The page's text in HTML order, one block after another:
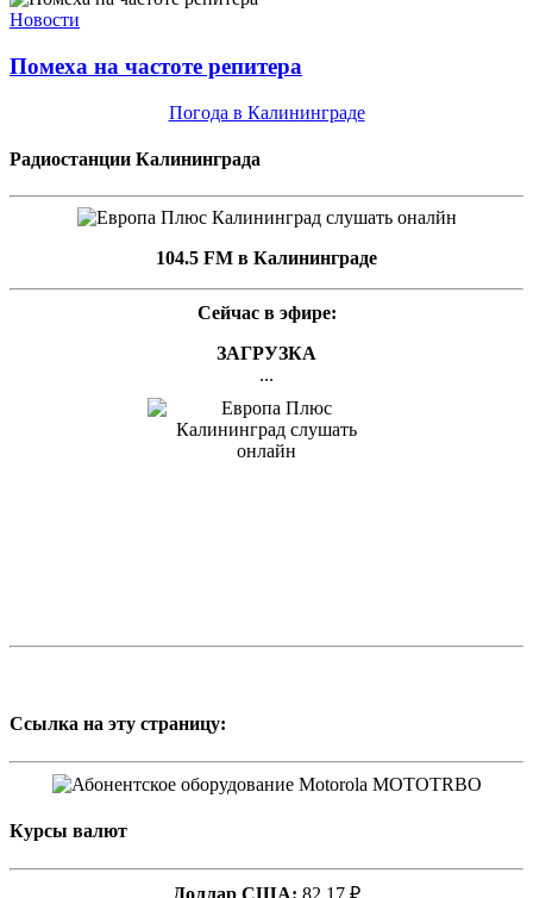
Новости
Помеха на частоте репитера
Погода в Калининграде
Радиостанции Калининграда
104.5 FM в Калининграде
Сейчас в эфире:
ЗАГРУЗКА
...
Ссылка на эту страницу:
Курсы валют
Доллар США: 82.17 ₽